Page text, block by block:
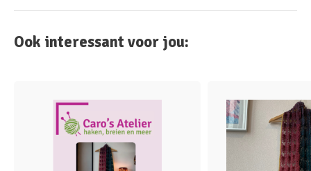
Ook interessant voor jou: